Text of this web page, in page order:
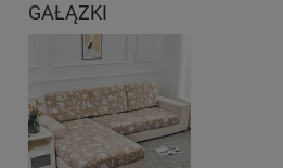
GAŁĄZKI